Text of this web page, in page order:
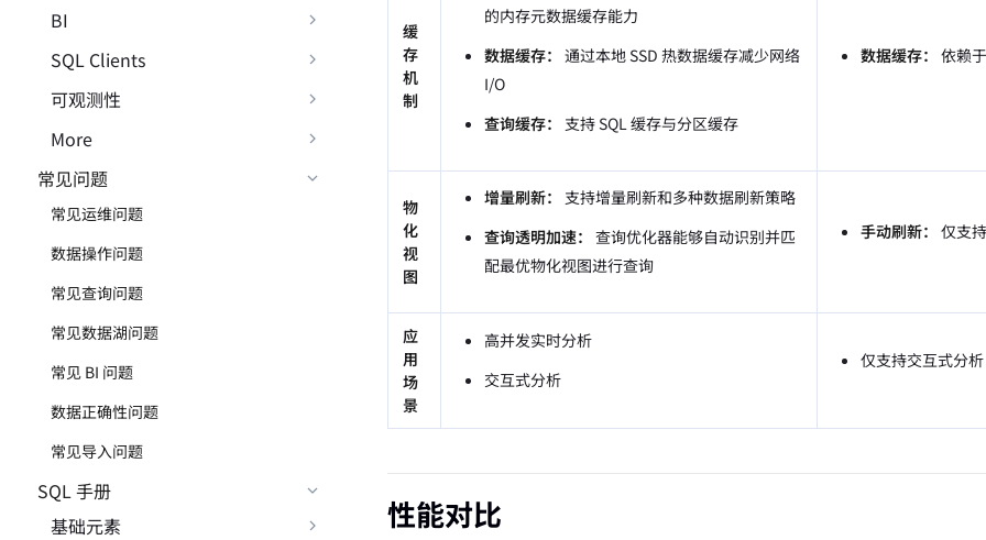
BI
SQL Clients
可观测性
More
常见问题
常见运维问题
数据操作问题
常见查询问题
常见数据湖问题
常见 BI 问题
数据正确性问题
常见导入问题
SQL 手册
基础元素
缓
存
机
制
的内存元数据缓存能力
数据缓存： 通过本地 SSD 热数据缓存减少网络
I/O
查询缓存：
支持 SQL 缓存与分区缓存
数据缓存： 依赖
物
化
视
图
增量刷新：
支持增量刷新和多种数据刷新策略
查询透明加速： 查询优化器能够自动识别并匹
配最优物化视图进行查询
手动刷新： 仅支
应
用
场
景
高并发实时分析
交互式分析
仅支持交互式分析
性能对比